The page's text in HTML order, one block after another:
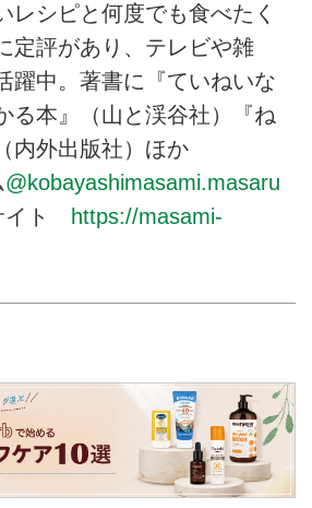
レシピと何度でも食べたく
定評があり、テレビや雑
躍中。著書に『ていねいな
る本』（山と渓谷社）『ね
内外出版社）ほか
@kobayashimasami.masaru
イト
https://masami-